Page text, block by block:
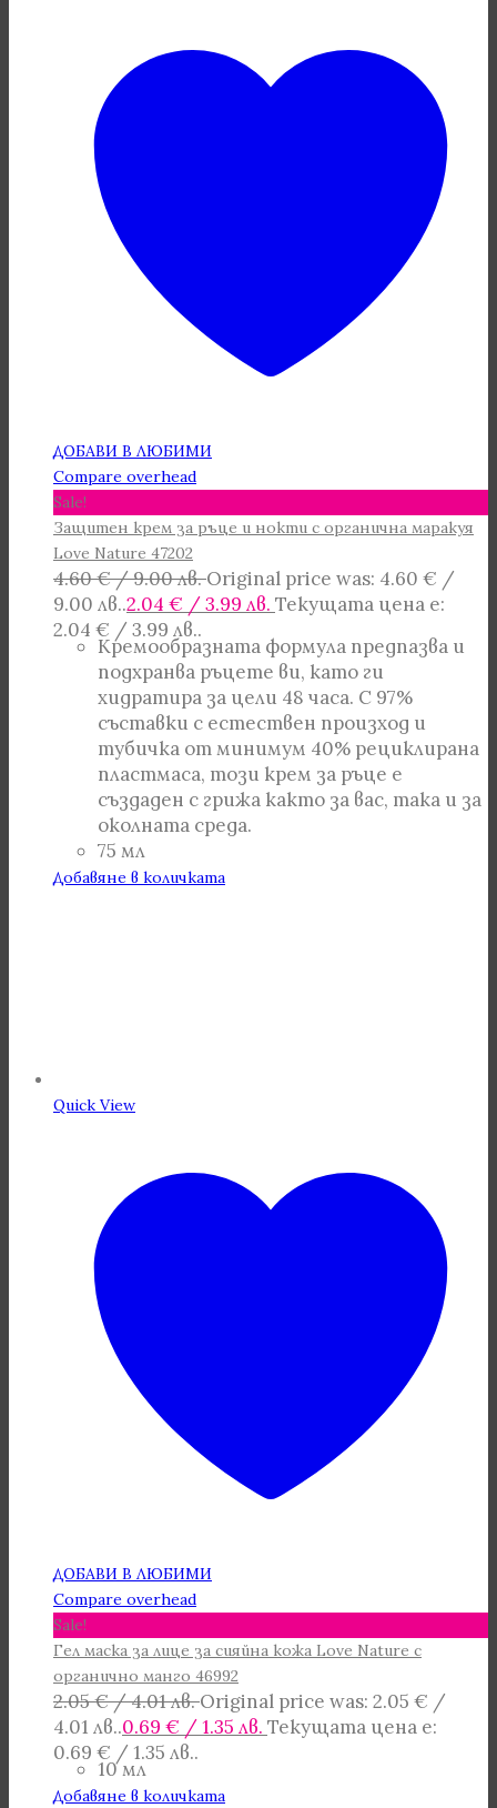
ДОБАВИ В ЛЮБИМИ
Compare overhead
Sale!
Защитен крем за ръце и нокти с органична маракуя
Love Nature 47202
4.60€/ 9.00 лв.Original price was: 4.60 € /
9.00 лв..2.04 € / 3.99 лв. Текущата цена е:
2.04 € / 3.99 лв..
Кремообразната формула предпазва и
подхранва ръцете ви, като ги
хидратира за цели 48 часа. С 97%
съставки с естествен произход и
тубичка от минимум 40% рециклирана
пластмаса, този крем за ръце е
създаден с грижа както за вас, така и за
околната среда.
75 мл
Добавяне в количката
Quick View
ДОБАВИ В ЛЮБИМИ
Compare overhead
Sale!
Гел маска за лице за сияйна кожа Love Nature с
органично манго 46992
2.05€/ 4.01 лв.Original price was: 2.05 € /
4.01 лв..0.69 € / 1.35 лв. Текущата цена е:
0.69 € / 1.35 лв..
10 мл
Добавяне в количката